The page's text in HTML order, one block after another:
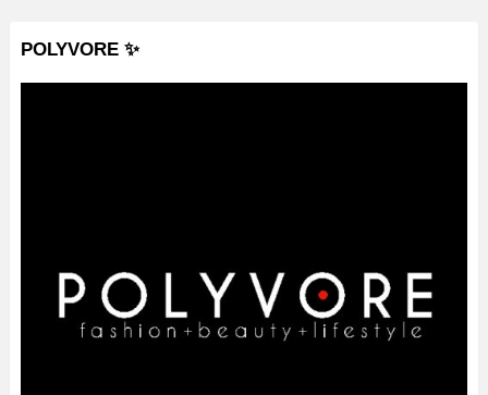
POLYVORE ✨